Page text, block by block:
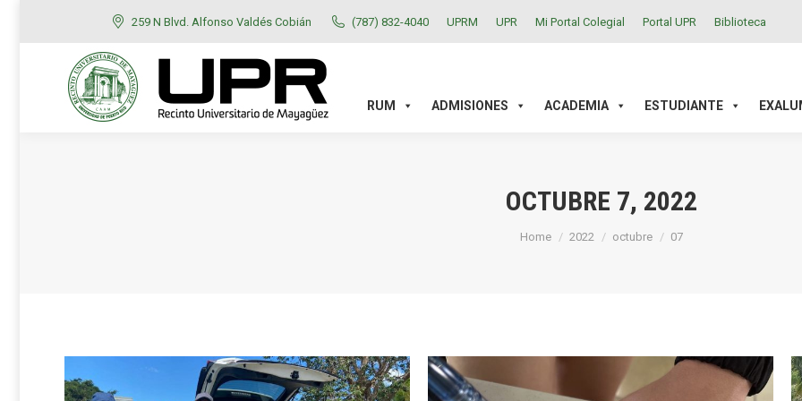
259 N Blvd. Alfonso Valdés Cobián (787) 832-4040 UPRM UPR Mi Portal Colegial Portal UPR Biblioteca
RUM ADMISIONES ACADEMIA ESTUDIANTE
OCTUBRE 7, 2022
You are here:
Home 2022 octubre 07
RUM ADMISIONES